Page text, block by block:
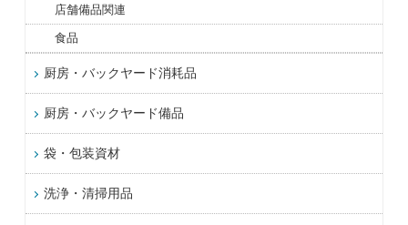
店舗備品関連
食品
厨房・バックヤード消耗品
厨房・バックヤード備品
袋・包装資材
洗浄・清掃用品